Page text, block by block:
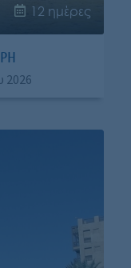
12 ημέρες
2026